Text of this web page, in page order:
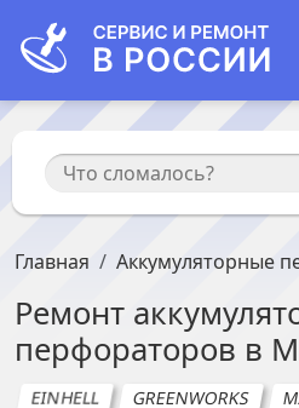
Главная Аккумуляторные
Ремонт
перфораторов в
EINHELL GREENWORKS